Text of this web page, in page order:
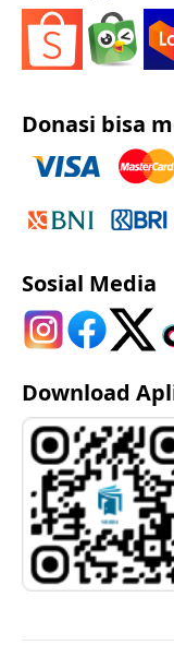
Donasi bisa
Sosial Media
Download